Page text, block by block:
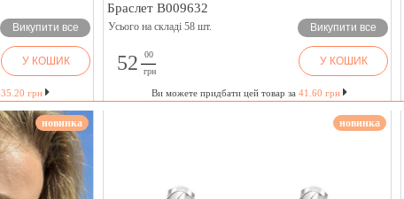
Викупити все
У КОШИК
35.20 грн
Браслет B009632
Усього на складі 58 шт. Викупити все
52
00
грн
У КОШИК
Ви можете придбати цей товар за 41.60 грн
новинка новинка